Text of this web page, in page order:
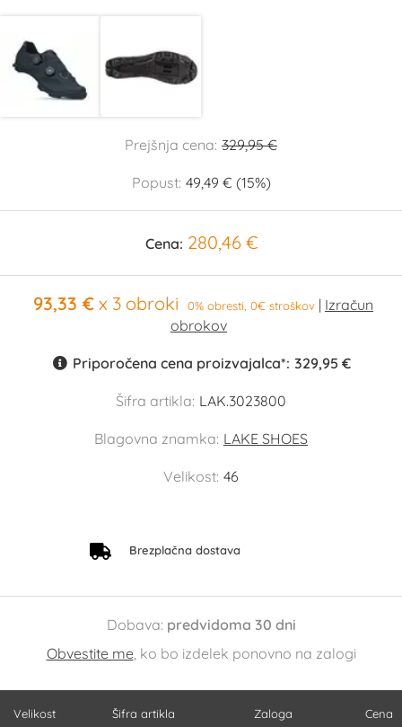
Prejšnja cena: 329,95 €
Popust: 49,49 € (15%)
Cena: 280,46 €
93,33 € x 3 obroki 0% obresti, 0€ stroškov
Priporočena cena proizvajalca*: 329,95 €
Šifra artikla: LAK.3023800
Blagovna znamka: LAKE SHOES
Velikost: 46
Brezplačna dostava
Dobava: predvidoma 30 dni
Obvestite me, ko bo izdelek ponovno na zalogi
Velikost Šifra artikla Zaloga Cena